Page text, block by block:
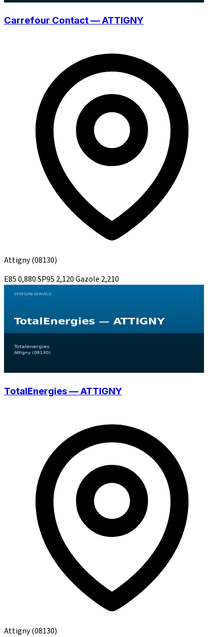
Carrefour Contact — ATTIGNY
Attigny(08130)
E850,880SP95 2,120Gazole 2,210
TotalEnergies — ATTIGNY
Attigny(08130)